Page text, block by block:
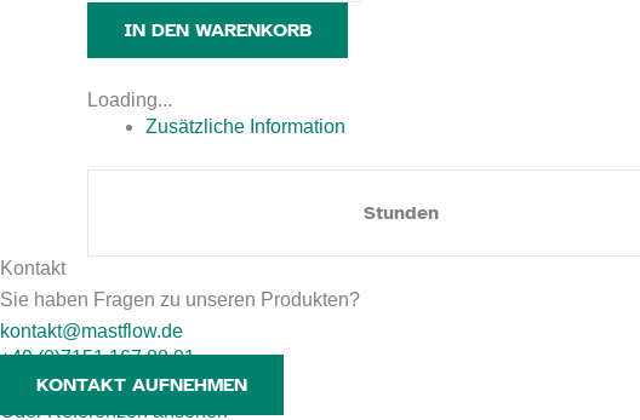
IN DEN WARENKORB
Loading...
Zusätzliche Information
Stunden
Kontakt
Sie haben Fragen zu unseren Produkten?
kontakt@mastflow.de
+49 (0)7151 167 88 01
KONTAKT AUFNEHMEN
Oder Referenzen ansehen